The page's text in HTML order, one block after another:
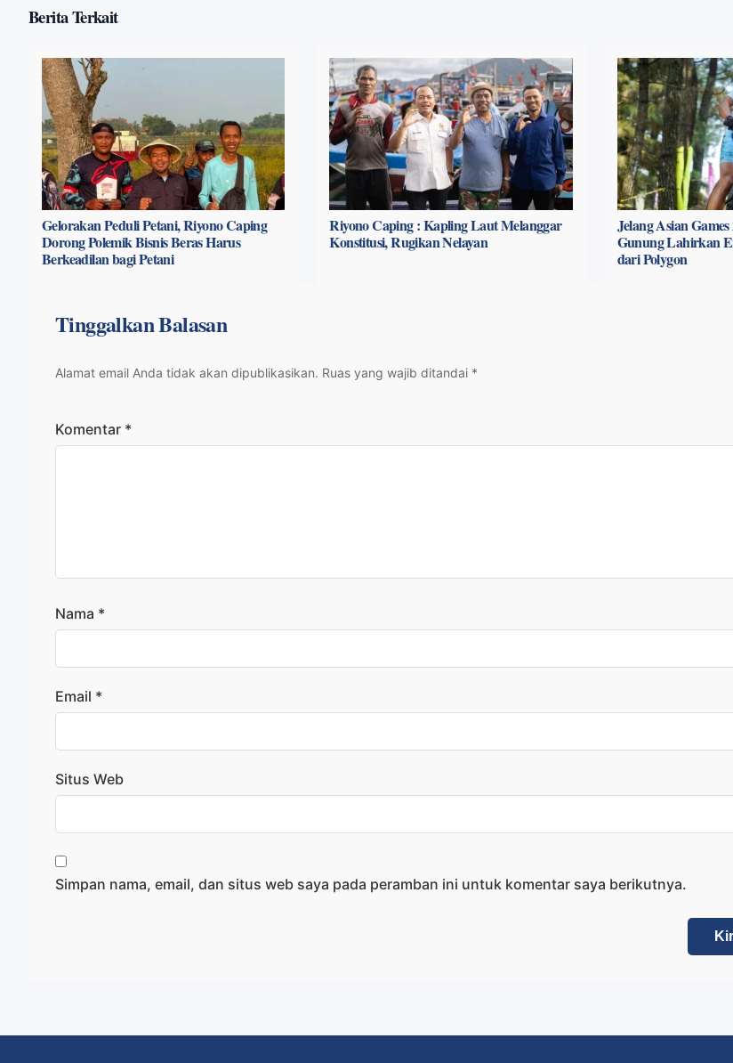
Berita Terkait
Gelorakan Peduli Petani, Riyono Caping
Dorong Polemik Bisnis Beras Harus
Berkeadilan bagi Petani
Riyono Caping : Kapling Laut Melanggar
Konstitusi, Rugikan Nelayan
Jelang Asian
Gunung Lahirkan
dari Polygon
Tinggalkan Balasan
Alamat email Anda tidak akan dipublikasikan. Ruas yang wajib ditandai *
Komentar *
Nama *
Email *
Situs Web
Simpan nama, email, dan situs web saya pada peramban ini untuk komentar saya berikutnya.